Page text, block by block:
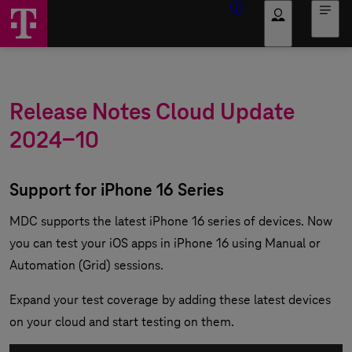
Release Notes Cloud Update
2024-10
Support for iPhone 16 Series
MDC supports the latest iPhone 16 series of devices. Now
you can test your iOS apps in iPhone 16 using Manual or
Automation (Grid) sessions.
Expand your test coverage by adding these latest devices
on your cloud and start testing on them.